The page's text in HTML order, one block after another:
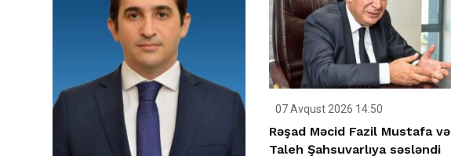
07 Avqust 2026 14:50
Rəşad Məcid Fazil Mustafa və
Taleh Şahsuvarlıya səsləndi